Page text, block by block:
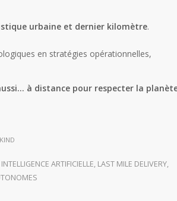
urbaine et dernier kilomètre.
en stratégies opérationnelles,
à distance pour respecter la
INTELLIGENCE ARTIFICIELLE, LAST MILE DELIVERY,